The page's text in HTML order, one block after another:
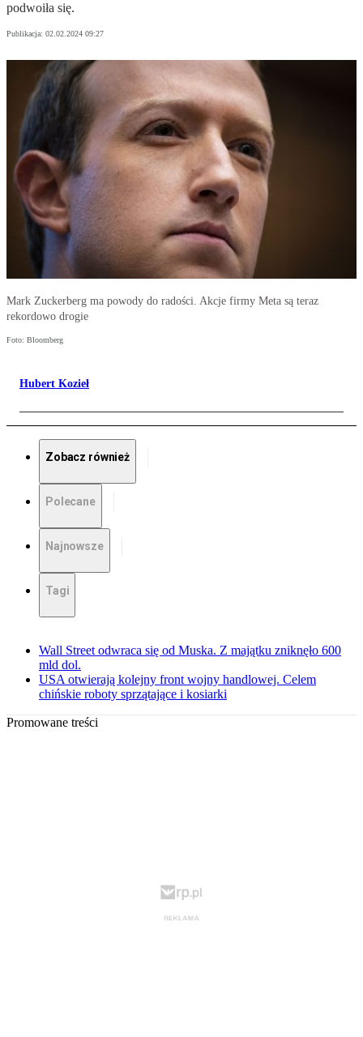
podwoiła się.
Publikacja: 02.02.2024 09:27
Mark Zuckerberg ma powody do radości. Akcje firmy Meta są teraz
rekordowo drogie
Foto: Bloomberg
Hubert Kozieł
Zobacz również
Polecane
Najnowsze
Tagi
Wall Street odwraca się od Muska. Z majątku zniknęło 600
mld dol.
USA otwierają kolejny front wojny handlowej. Celem
chińskie roboty sprzątające i kosiarki
Promowane treści